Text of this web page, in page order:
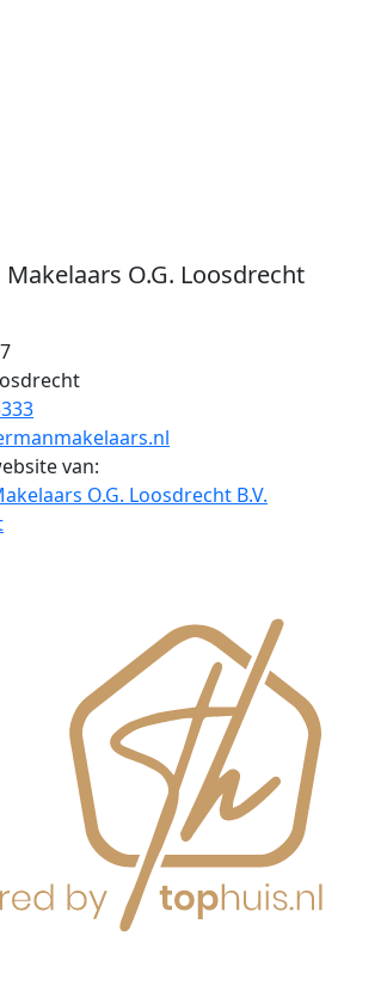
O.G. Loosdrecht
van:
O.G. Loosdrecht B.V.